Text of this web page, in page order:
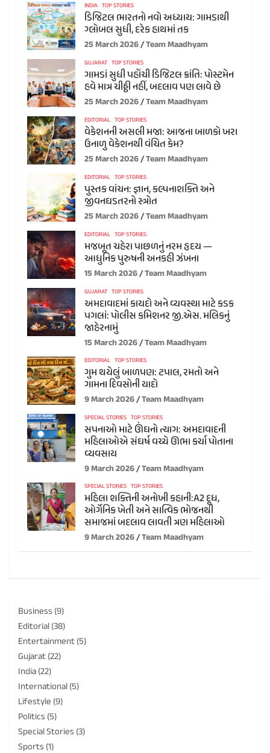
INDIA TOP STORIES
ડિજિટલ ભારતનો નવો અધ્યાય: ગામડાથી
ગ્લોબલ સુધી, દરેક હાથમાં તક
25 March 2026 Team Maadhyam
GUJARAT TOP STORIES
ગામડાં સુધી પહોંચી ડિજિટલ ક્રાંતિ: પોસ્ટમેન
હવે માત્ર ચીઠ્ઠી નહીં, બદલાવ પણ લાવે છે
25 March 2026 Team Maadhyam
EDITORIAL TOP STORIES
વેકેશનની અસલી મજા: આજના બાળકો ખરા
ઉનાળુ વેકેશનથી વંચિત કેમ?
25 March 2026 Team Maadhyam
EDITORIAL TOP STORIES
પુસ્તક વાંચન: જ્ઞાન, કલ્પનાશક્તિ અને
જીવનઘડતરનો સ્ત્રોત
25 March 2026 Team Maadhyam
EDITORIAL TOP STORIES
મજબૂત ચહેરા પાછળનું નરમ હૃદય —
આધુનિક પુરુષની અનકહી ઝંખના
15 March 2026 Team Maadhyam
GUJARAT TOP STORIES
અમદાવાદમાં કાયદો અને વ્યવસ્થા માટે કડક
પગલાં: પોલીસ કમિશનર જી.એસ. મલિકનું
જાહેરનામું
15 March 2026 Team Maadhyam
EDITORIAL TOP STORIES
ગુમ થયેલું બાળપણ: ટપાલ, રમતો અને
ગામના દિવસોની યાદો
9 March 2026 Team Maadhyam
SPECIAL STORIES TOP STORIES
સપનાઓ માટે ઊંઘનો ત્યાગ: અમદાવાદની
મહિલાઓએ સંઘર્ષ વચ્ચે ઊભા કર્યા પોતાના
વ્યવસાય
9 March 2026 Team Maadhyam
SPECIAL STORIES TOP STORIES
મહિલા શક્તિની અનોખી કહાની:A2 દૂધ,
ઓર્ગેનિક ખેતી અને સાત્વિક ભોજનથી
સમાજમાં બદલાવ લાવતી ત્રણ મહિલાઓ
9 March 2026 Team Maadhyam
Business (9)
Editorial(38)
Entertainment(5)
Gujarat(22)
India(22)
International(5)
Lifestyle (9)
Politics (5)
Special Stories (3)
Sports (1)